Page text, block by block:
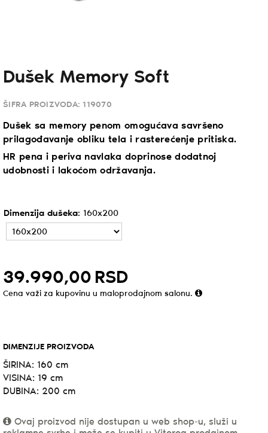
Dušek Memory Soft
ŠIFRA PROIZVODA: 119070
Dušek sa memory penom omogućava savršeno
prilagođavanje obliku tela i rasterećenje pritiska.
HR pena i periva navlaka doprinose dodatnoj
udobnosti i lakoćom održavanja.
Dimenzija dušeka: 160x200
39.990,00 RSD
Cena važi za kupovinu u maloprodajnom salonu.
DIMENZIJE PROIZVODA
ŠIRINA: 160 cm
VISINA: 19 cm
DUBINA: 200 cm
Ovaj proizvod nije dostupan u web shop-u, služi u